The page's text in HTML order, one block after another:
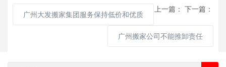
上一篇：
广州大发搬家集团服务保持低价和优质
下一篇：
广州搬家公司不能推卸责任